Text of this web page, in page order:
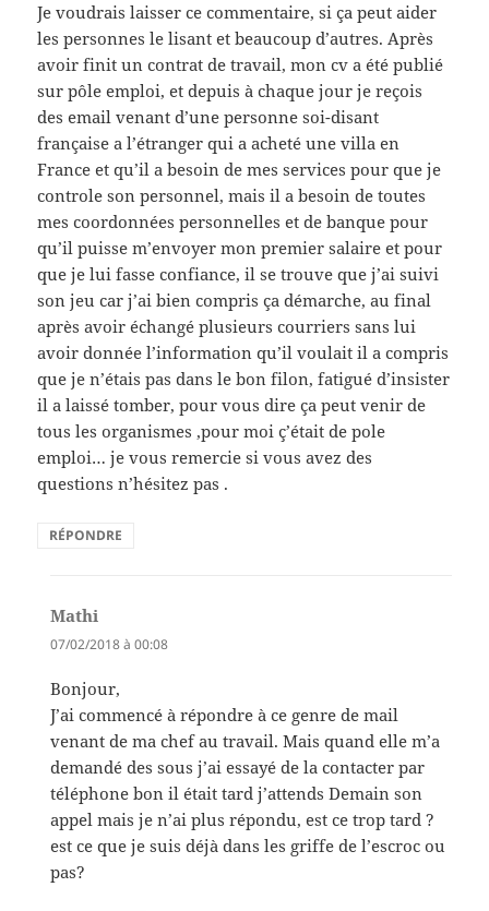
Je voudrais laisser ce commentaire, si ça peut aider
les personnes le lisant et beaucoup d’autres. Après
avoir finit un contrat de travail, mon cv a été publié
sur pôle emploi, et depuis à chaque jour je reçois
des email venant d’une personne soi-disant
française a l’étranger qui a acheté une villa en
France et qu’il a besoin de mes services pour que je
controle son personnel, mais il a besoin de toutes
mes coordonnées personnelles et de banque pour
qu’il puisse m’envoyer mon premier salaire et pour
que je lui fasse confiance, il se trouve que j’ai suivi
son jeu car j’ai bien compris ça démarche, au final
après avoir échangé plusieurs courriers sans lui
avoir donnée l’information qu’il voulait il a compris
que je n’étais pas dans le bon filon, fatigué d’insister
il a laissé tomber, pour vous dire ça peut venir de
tous les organismes ,pour moi ç’était de pole
emploi… je vous remercie si vous avez des
questions n’hésitez pas .
RÉPONDRE
Mathi
07/02/2018 à 00:08
Bonjour,
J’ai commencé à répondre à ce genre de mail
venant de ma chef au travail. Mais quand elle m’a
demandé des sous j’ai essayé de la contacter par
téléphone bon il était tard j’attends Demain son
appel mais je n’ai plus répondu, est ce trop tard ?
est ce que je suis déjà dans les griffe de l’escroc ou
pas?